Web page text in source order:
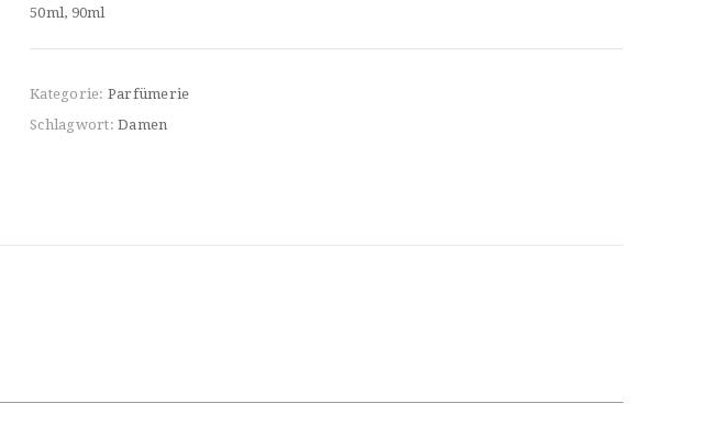
50ml, 90ml
Kategorie: Parfümerie
Schlagwort: Damen